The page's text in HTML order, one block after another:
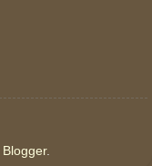
Blogger.